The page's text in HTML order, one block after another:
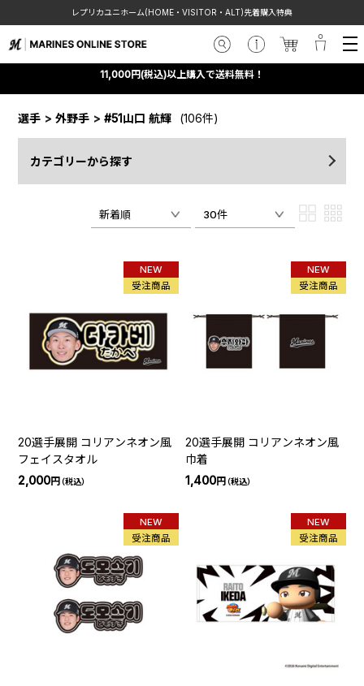
レプリカユニホーム(HOME・VISITOR・ALT)先着購入特典
11,000円(税込)以上購入で送料無料！
選手 >外野手 >#51山口 航輝 (106件)
カテゴリーから探す
新着順 30件
NEW
受注商品
20選手展開 コリアンネオン風
フェイスタオル
2,000円（税込）
NEW
受注商品
20選手展開 コリアンネオン風
巾着
1,400円（税込）
NEW
受注商品
NEW
受注商品